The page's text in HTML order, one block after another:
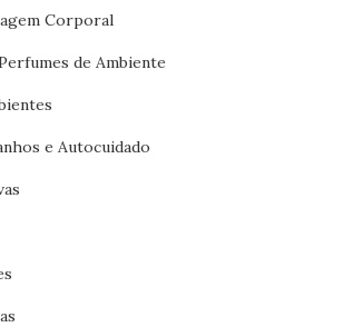
Corporal
de Ambiente
e Autocuidado